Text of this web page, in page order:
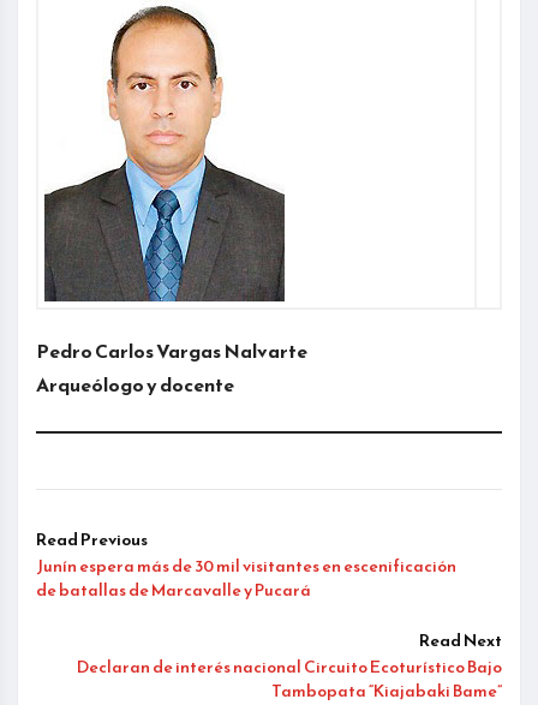
Pedro Carlos Vargas Nalvarte
Arqueólogo y docente
Read Previous
Junín espera más de 30 mil visitantes en escenificación
de batallas de Marcavalle y Pucará
Read Next
Declaran de interés nacional Circuito Ecoturístico Bajo
Tambopata “Kiajabaki Bame”